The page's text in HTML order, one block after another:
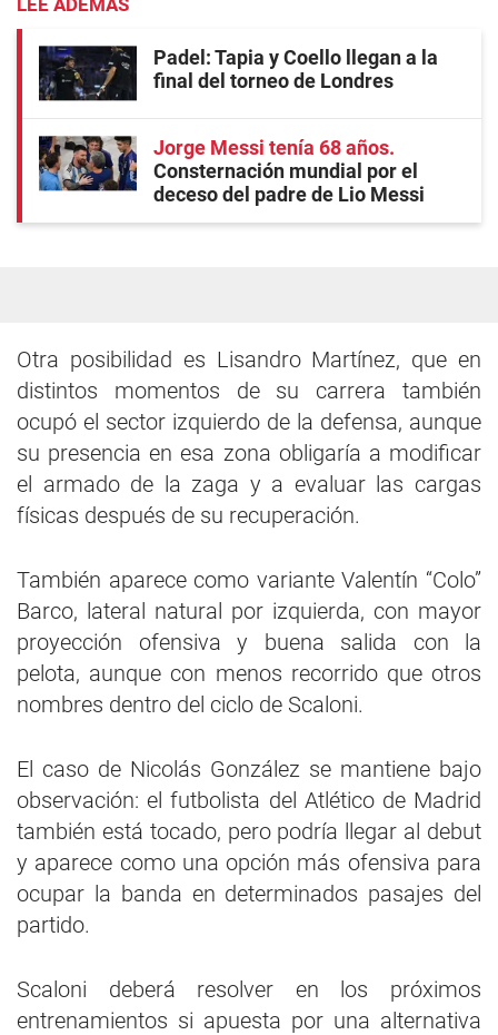
Padel: Tapia y Coello llegan a la
final del torneo de Londres
Jorge Messi tenía 68 años
Consternación mundial por el
deceso del padre de Lio Messi
Otra posibilidad es Lisandro Martínez, que en
distintos momentos de su carrera también
ocupó el sector izquierdo de la defensa, aunque
su presencia en esa zona obligaría a modificar
el armado de la zaga y a evaluar las cargas
físicas después de su recuperación.
También aparece como variante Valentín “Colo”
Barco, lateral natural por izquierda, con mayor
proyección ofensiva y buena salida con la
pelota, aunque con menos recorrido que otros
nombres dentro del ciclo de Scaloni.
El caso de Nicolás González se mantiene bajo
observación: el futbolista del Atlético de Madrid
también está tocado, pero podría llegar al debut
y aparece como una opción más ofensiva para
ocupar la banda en determinados pasajes del
partido.
Scaloni deberá resolver en los próximos
entrenamientos si apuesta por una alternativa